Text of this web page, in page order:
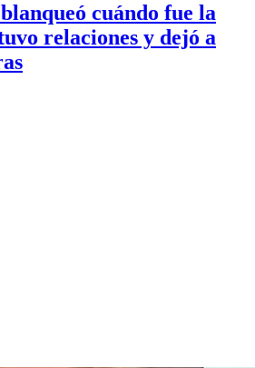
cuándo fue la
relaciones y dejó a